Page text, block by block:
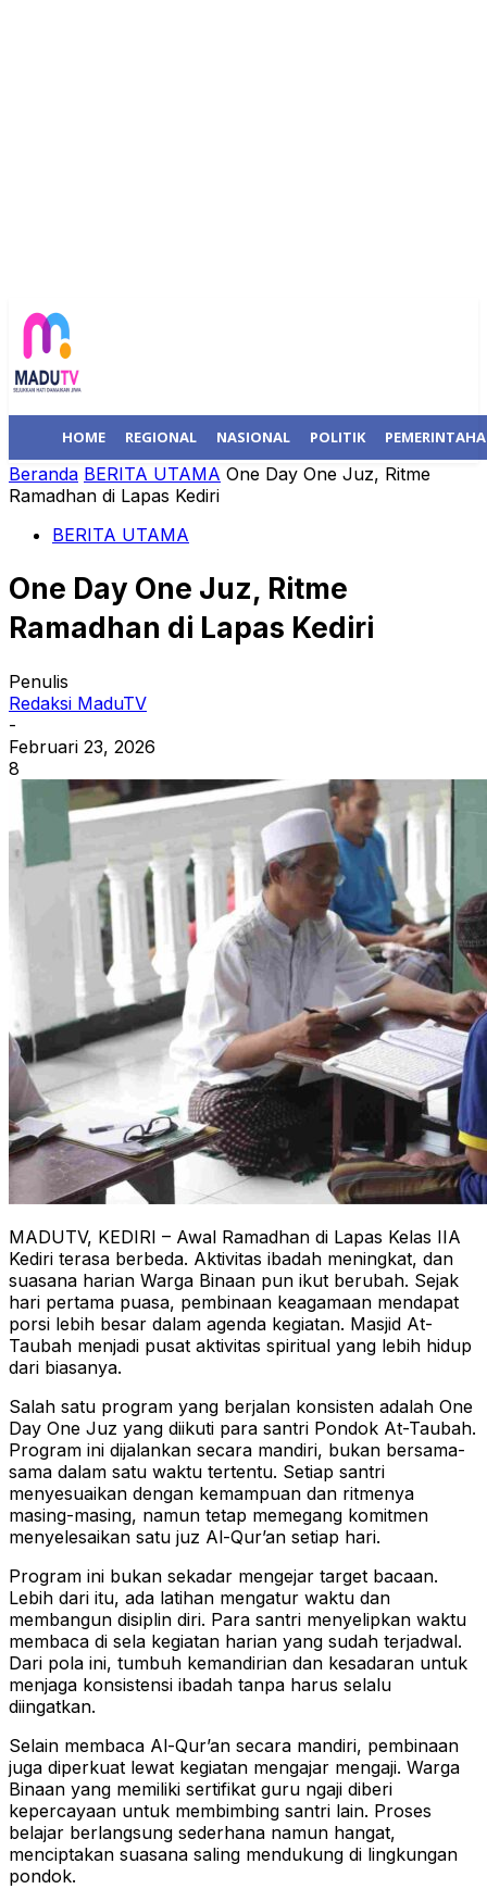
HOME REGIONAL NASIONAL POLITIK
Beranda BERITA UTAMA One Day One Juz, Ritme
Ramadhan di Lapas Kediri
BERITA UTAMA
One Day One Juz, Ritme
Ramadhan di Lapas Kediri
Penulis
Redaksi MaduTV
-
Februari 23, 2026
8
MADUTV, KEDIRI – Awal Ramadhan di Lapas Kelas IIA
Kediri terasa berbeda. Aktivitas ibadah meningkat, dan
suasana harian Warga Binaan pun ikut berubah. Sejak
hari pertama puasa, pembinaan keagamaan mendapat
porsi lebih besar dalam agenda kegiatan. Masjid At-
Taubah menjadi pusat aktivitas spiritual yang lebih hidup
dari biasanya.
Salah satu program yang berjalan konsisten adalah One
Day One Juz yang diikuti para santri Pondok At-Taubah.
Program ini dijalankan secara mandiri, bukan bersama-
sama dalam satu waktu tertentu. Setiap santri
menyesuaikan dengan kemampuan dan ritmenya
masing-masing, namun tetap memegang komitmen
menyelesaikan satu juz Al-Qur’an setiap hari.
Program ini bukan sekadar mengejar target bacaan.
Lebih dari itu, ada latihan mengatur waktu dan
membangun disiplin diri. Para santri menyelipkan waktu
membaca di sela kegiatan harian yang sudah terjadwal.
Dari pola ini, tumbuh kemandirian dan kesadaran untuk
menjaga konsistensi ibadah tanpa harus selalu
diingatkan.
Selain membaca Al-Qur’an secara mandiri, pembinaan
juga diperkuat lewat kegiatan mengajar mengaji. Warga
Binaan yang memiliki sertifikat guru ngaji diberi
kepercayaan untuk membimbing santri lain. Proses
belajar berlangsung sederhana namun hangat,
menciptakan suasana saling mendukung di lingkungan
pondok.